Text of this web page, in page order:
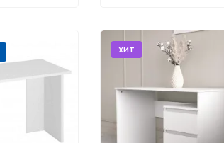
хит